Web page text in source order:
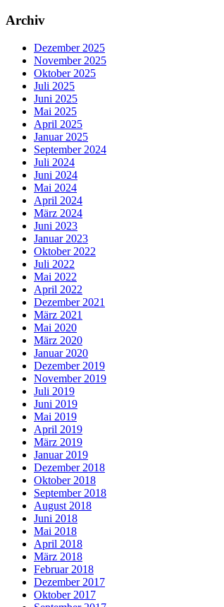
Archiv
Dezember 2025
November 2025
Oktober 2025
Juli 2025
Juni 2025
Mai 2025
April 2025
Januar 2025
September 2024
Juli 2024
Juni 2024
Mai 2024
April 2024
März 2024
Juni 2023
Januar 2023
Oktober 2022
Juli 2022
Mai 2022
April 2022
Dezember 2021
März 2021
Mai 2020
März 2020
Januar 2020
Dezember 2019
November 2019
Juli 2019
Juni 2019
Mai 2019
April 2019
März 2019
Januar 2019
Dezember 2018
Oktober 2018
September 2018
August 2018
Juni 2018
Mai 2018
April 2018
März 2018
Februar 2018
Dezember 2017
Oktober 2017